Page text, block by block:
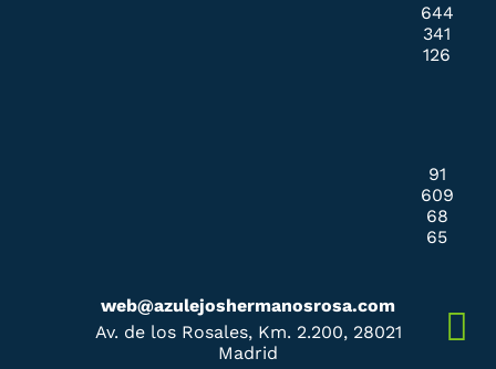
644
341
126
91
609
68
65
web@azulejoshermanosrosa.com
Av. de los Rosales, Km. 2.200, 28021
Madrid